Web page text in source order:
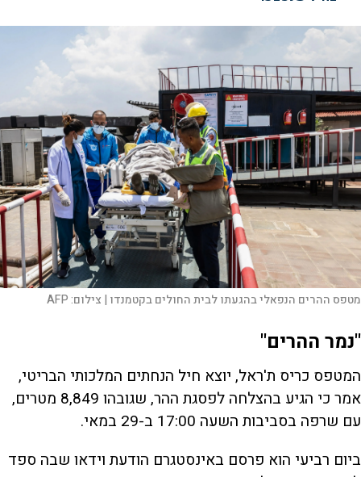
מטפס ההרים הנפאלי בהגעתו לבית החולים בקטמנדו | צילום:AFP
"נמר ההרים"
המטפס כריס ת'ראל, יוצא חיל הנחתים המלכותי הבריטי,
אמר כי הגיע בהצלחה לפסגת ההר, שגובהו 8,849 מטרים,
עם שרפה בסביבות השעה 17:00 ב-29 במאי.
ביום רביעי הוא פרסם באינסטגרם הודעת וידאו שבה ספד